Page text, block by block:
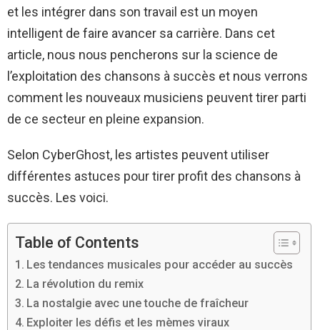
et les intégrer dans son travail est un moyen
intelligent de faire avancer sa carrière. Dans cet
article, nous nous pencherons sur la science de
l’exploitation des chansons à succès et nous verrons
comment les nouveaux musiciens peuvent tirer parti
de ce secteur en pleine expansion.
Selon CyberGhost, les artistes peuvent utiliser
différentes astuces pour tirer profit des chansons à
succès. Les voici.
Table of Contents
Les tendances musicales pour accéder au succès
La révolution du remix
La nostalgie avec une touche de fraîcheur
Exploiter les défis et les mèmes viraux